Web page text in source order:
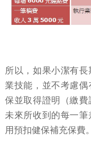
所以，如果小潔有
業技能，並不考慮
保並取得證明（繳
未來所收到的每一
用預扣健保補充保費。